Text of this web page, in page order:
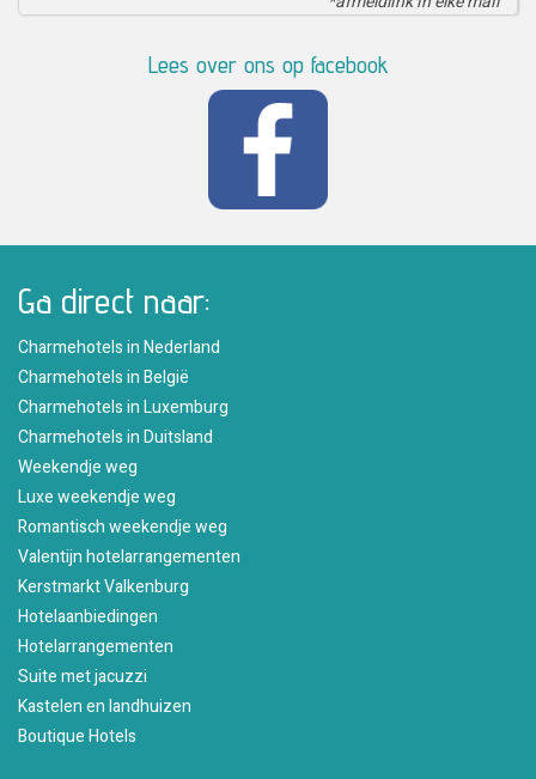
Lees over ons op facebook
Ga direct naar:
Charmehotels in Nederland
Charmehotels in België
Charmehotels in Luxemburg
Charmehotels in Duitsland
Weekendje weg
Luxe weekendje weg
Romantisch weekendje weg
Valentijn hotelarrangementen
Kerstmarkt Valkenburg
Hotelaanbiedingen
Hotelarrangementen
Suite met jacuzzi
Kastelen en landhuizen
Boutique Hotels